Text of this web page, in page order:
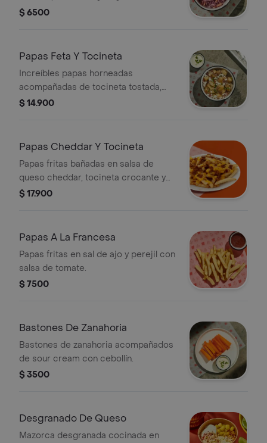
$ 6500
Papas Feta Y Tocineta
Increíbles papas horneadas
acompañadas de tocineta tostada,
sour cream, queso feta y cebollín.
$ 14.900
Papas Cheddar Y Tocineta
Papas fritas bañadas en salsa de
queso cheddar, tocineta crocante y
cebollín.
$ 17.900
Papas A La Francesa
Papas fritas en sal de ajo y perejil con
salsa de tomate.
$ 7500
Bastones De Zanahoria
Bastones de zanahoria acompañados
de sour cream con cebollín.
$ 3500
Desgranado De Queso
Mazorca desgranada cocinada en